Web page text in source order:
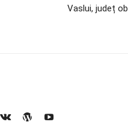
Vaslui, județ